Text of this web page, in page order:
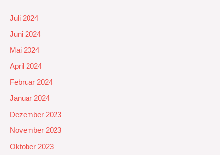
Juli 2024
Juni 2024
Mai 2024
April 2024
Februar 2024
Januar 2024
Dezember 2023
November 2023
Oktober 2023